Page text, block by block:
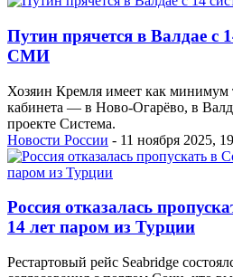
Путин прячется в Валдае с
СМИ
Хозяин Кремля имеет как
кабинета — в Ново-Огарёво, в
проекте Система.
Новости России - 11 ноября 2025,
Россия отказалась
14 лет паром из Турции
Рестартовый рейс Seabridge